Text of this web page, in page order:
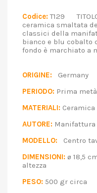
Codice:T129
ceramica smaltata
classici della
bianco e blu cobalto
fondo è marchiato a
ORIGINE: Germany
PERIODO: Prima
MATERIALI:
AUTORE:
MODELLO: Centro
DIMENSIONI: ø 18,5
altezza
PESO: 500 gr circa